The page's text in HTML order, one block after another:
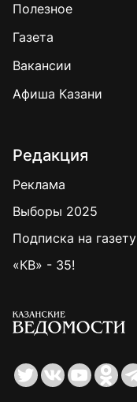
Полезное
Газета
Вакансии
Афиша Казани
Редакция
Реклама
Выборы 2025
Подписка на газету
«КВ» - 35!